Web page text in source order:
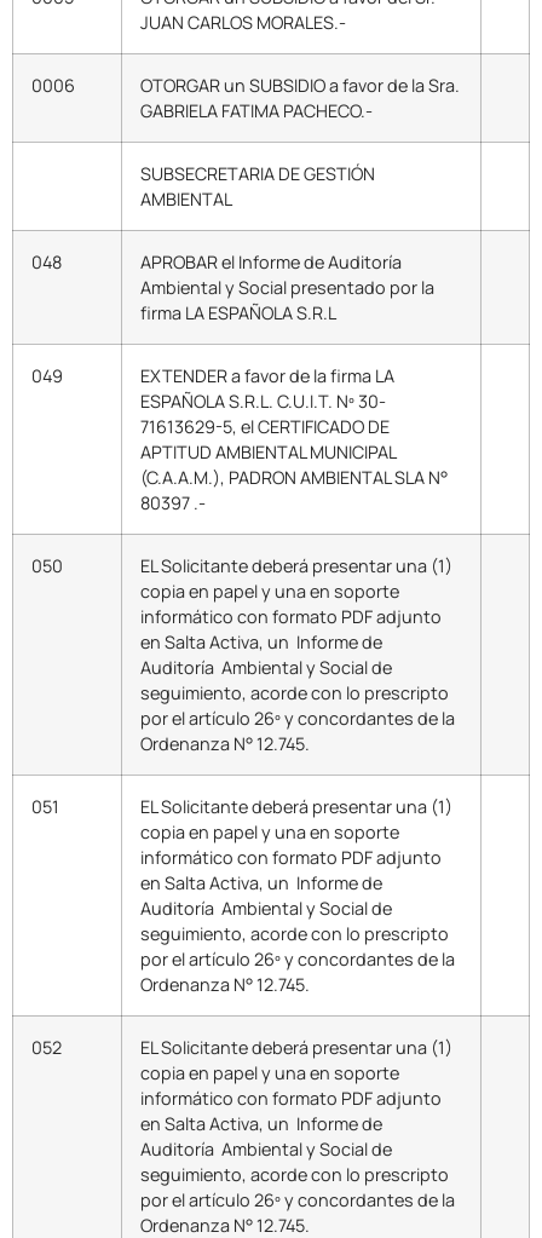
JUAN CARLOS MORALES.-
0006
OTORGAR un SUBSIDIO a favor de la Sra.
GABRIELA FATIMA PACHECO.-
SUBSECRETARIA DE GESTIÓN
AMBIENTAL
048
APROBAR el Informe de Auditoría
Ambiental y Social presentado por la
firma LA ESPAÑOLA S.R.L
049
EXTENDER a favor de la firma LA
ESPAÑOLA S.R.L. C.U.I.T. Nº 30-
71613629-5, el CERTIFICADO DE
APTITUD AMBIENTAL MUNICIPAL
(C.A.A.M.), PADRON AMBIENTAL SLA N°
80397 .-
050
EL Solicitante deberá presentar una (1)
copia en papel y una en soporte
informático con formato PDF adjunto
en Salta Activa, un Informe de
Auditoría Ambiental y Social de
seguimiento, acorde con lo prescripto
por el artículo 26º y concordantes de la
Ordenanza N° 12.745.
051
EL Solicitante deberá presentar una (1)
copia en papel y una en soporte
informático con formato PDF adjunto
en Salta Activa, un Informe de
Auditoría Ambiental y Social de
seguimiento, acorde con lo prescripto
por el artículo 26º y concordantes de la
Ordenanza N° 12.745.
052
EL Solicitante deberá presentar una (1)
copia en papel y una en soporte
informático con formato PDF adjunto
en Salta Activa, un Informe de
Auditoría Ambiental y Social de
seguimiento, acorde con lo prescripto
por el artículo 26º y concordantes de la
Ordenanza N° 12.745.